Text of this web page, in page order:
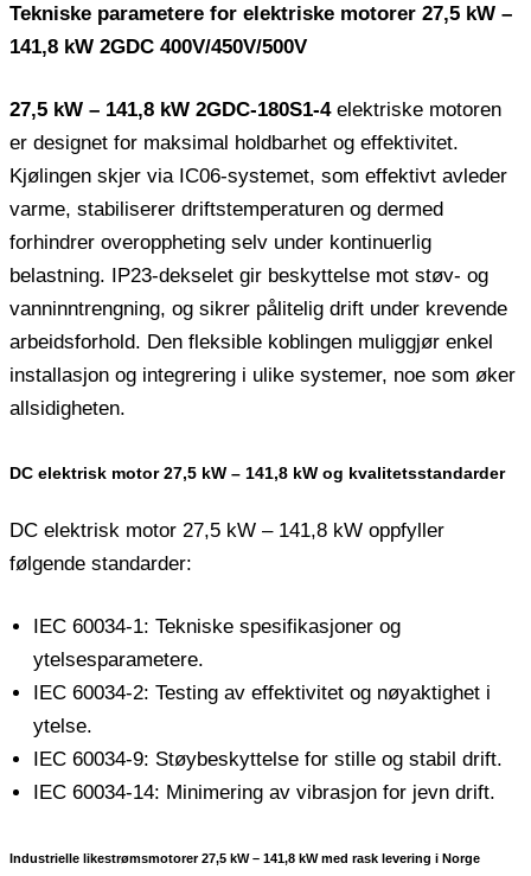
Tekniske parametere for elektriske motorer 27,5 kW –
141,8 kW 2GDC 400V/450V/500V
27,5 kW – 141,8 kW 2GDC-180S1-4elektriske motoren
er designet for maksimal holdbarhet og effektivitet.
Kjølingen skjer via IC06-systemet, som effektivt avleder
varme, stabiliserer driftstemperaturen og dermed
forhindrer overoppheting selv under kontinuerlig
belastning. IP23-dekselet gir beskyttelse mot støv- og
vanninntrengning, og sikrer pålitelig drift under krevende
arbeidsforhold. Den fleksible koblingen muliggjør enkel
installasjon og integrering i ulike systemer, noe som øker
allsidigheten.
DC elektrisk motor 27,5 kW – 141,8 kW og kvalitetsstandarder
DC elektrisk motor 27,5 kW – 141,8 kW oppfyller
følgende standarder:
IEC 60034-1: Tekniske spesifikasjoner og
ytelsesparametere.
IEC 60034-2: Testing av effektivitet og nøyaktighet i
ytelse.
IEC 60034-9: Støybeskyttelse for stille og stabil drift.
IEC 60034-14: Minimering av vibrasjon for jevn drift.
Industrielle likestrømsmotorer 27,5 kW – 141,8 kW med rask levering i Norge